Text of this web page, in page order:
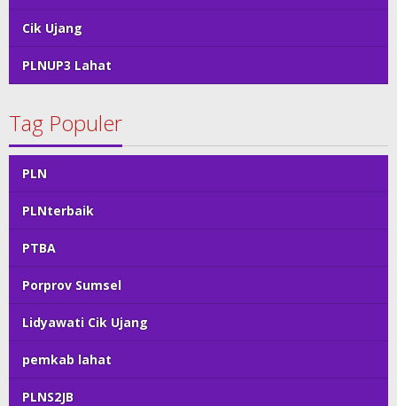
Cik Ujang
PLNUP3 Lahat
Tag Populer
PLN
PLNterbaik
PTBA
Porprov Sumsel
Lidyawati Cik Ujang
pemkab lahat
PLNS2JB